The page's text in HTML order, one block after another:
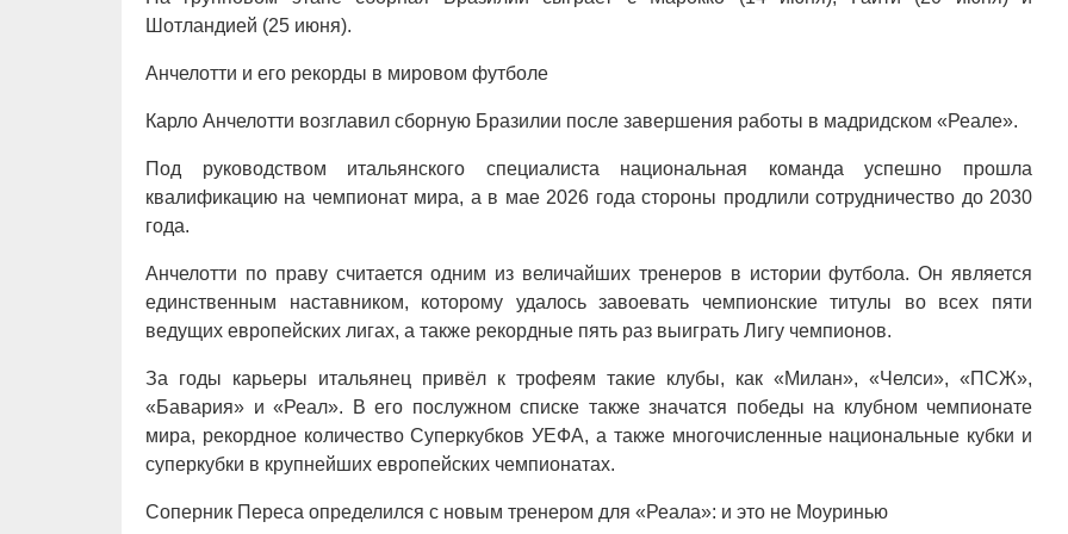
Шотландией (25 июня).
Анчелотти и его рекорды в мировом футболе
Карло Анчелотти возглавил сборную Бразилии после завершения работы в мадридском «Реале».
Под руководством итальянского специалиста национальная команда успешно прошла
квалификацию на чемпионат мира, а в мае 2026 года стороны продлили сотрудничество до 2030
года.
Анчелотти по праву считается одним из величайших тренеров в истории футбола. Он является
единственным наставником, которому удалось завоевать чемпионские титулы во всех пяти
ведущих европейских лигах, а также рекордные пять раз выиграть Лигу чемпионов.
За годы карьеры итальянец привёл к трофеям такие клубы, как «Милан», «Челси», «ПСЖ»,
«Бавария» и «Реал». В его послужном списке также значатся победы на клубном чемпионате
мира, рекордное количество Суперкубков УЕФА, а также многочисленные национальные кубки и
суперкубки в крупнейших европейских чемпионатах.
Соперник Переса определился с новым тренером для «Реала»: и это не Моуринью